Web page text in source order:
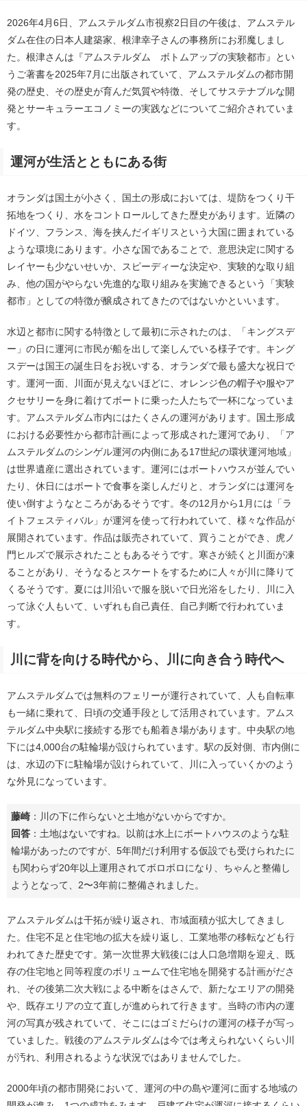
2026年4月6日、アムステルダム市視察2日目の午後は、アムステル
ダム在住の日本人建築家、根津幸子さんの事務所にお邪魔しまし
た。根津さんは『アムステルダム ボトムアップの実験都市』とい
うご著書を2025年7月に出版されていて、アムステルダムの都市開
発の歴史、その歴史が育んだ気質や特徴、そしてサステナブルな開
発とサーキュラーエコノミーの実践などについてご紹介されていま
す。
運河が生活とともにある街
オランダは国土が小さく、国土の形成においては、堤防をつくり干
拓地をつくり、水をコントロールしてきた歴史があります。近隣の
ドイツ、フランス、海を挟んだイギリスという大国に囲まれている
ような環境にあります。小さな国であることで、意思決定に関する
レイヤーも少ないせいか、スピーディーな決定や、実験的な取り組
み、他の国がやらない先進的な取り組みを実施できるという「実験
都市」としての特徴が醸成されてきたのではないかといいます。
水辺と都市に関する特徴として最初に示されたのは、「キングスデ
ー」の日に運河に市民が船を出して楽しんでいる様子です。キング
スデーは国王の誕生日をお祝いする、オランダで最も盛大な祝日で
す。運河一面、川面が見えないほどに、オレンジ色の帽子や服やア
クセサリーを身に着けてボートに乗った人たちで一杯になっていま
す。アムステルダム市内にはたくさんの運河があります。国土形成
における必要性から都市計画によって形成された運河であり、「ア
ムステルダムのシンゲル運河の内側にある17世紀の環状運河地域」
は世界遺産に選出されています。運河にはボートハウスが並んでい
たり、休日にはボートで食事を楽しんだりと、オランダには運河を
使い倒すようなところがあるそうです。冬の12月から1月には「ラ
イトフェスティバル」が運河を使って行われていて、様々な作品が
展開されています。作品は販売されていて、買うことができ、虎ノ
門ヒルズで展示されたこともあるそうです。寒さが続くと川面が凍
ることがあり、そうなるとスケートをするために人々が川に降りて
くるそうです。夏には川沿いで服を脱いで日光浴をしたり、川に入
って泳ぐ人もいて、いずれも自己責任、自己判断で行われていま
す。
川に背を向ける時代から、川に向き合う時代へ
アムステルダムでは無料のフェリーが運行されていて、人も自転車
も一緒に乗れて、日頃の交通手段として活用されています。アムス
テルダム中央駅に接続する形でも船着き場があります。中央駅の地
下には4,000台の駐輪場が設けられています。駅の反対側、市内側に
は、水辺の下に駐輪場が設けられていて、川に入っていくかのよう
な外見になっています。
藤崎 ：川の下に作らないと土地がないからですか。
回答 ：土地はないですね。以前は水上にボートハウスのような駐
輪場があったのですが、5年間だけ利用する仮設でも受けられたに
も関わらず20年以上運用されてボロボロになり、ちゃんと整備し
ようとなって、2〜3年前に整備されました。
アムステルダムは干拓が繰り返され、市域面積が拡大してきまし
た。住宅不足と住宅地の拡大を繰り返し、工業地帯の移転なども行
われてきた歴史です。第一次世界大戦後には人口急増期を迎え、既
存の住宅地と同等程度のボリュームで住宅地を開発する計画がださ
れ、その後第二次大戦による中断をはさんで、新たなエリアの開発
や、既存エリアの立て直しが進められて行きます。当時の市内の運
河の写真が残されていて、そこにはゴミだらけの運河の様子が写っ
ていました。戦後のアムステルダムは今では考えられないくらい川
が汚れ、利用されるような状況ではありませんでした。
2000年頃の都市開発において、運河の中の島や運河に面する地域の